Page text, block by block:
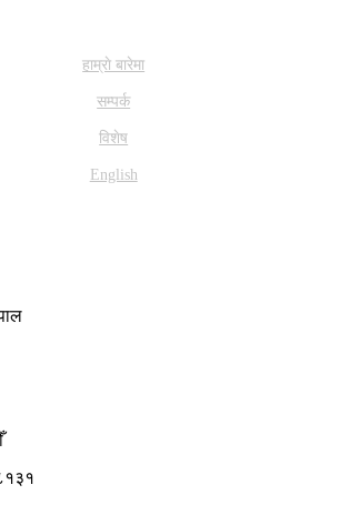
हाम्राे बारेमा
सम्पर्क
विशेष
English